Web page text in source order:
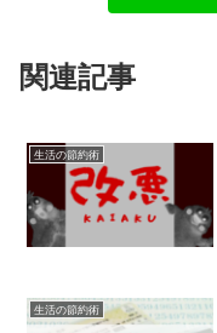
関連記事
生活の節約術
生活の節約術